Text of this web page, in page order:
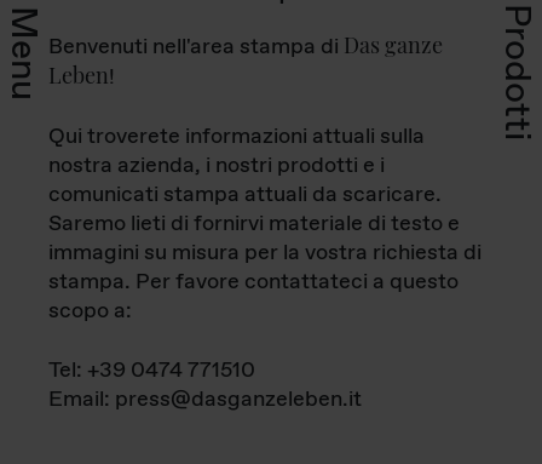
Menu Prodotti
Benvenuti nell'area stampa di Das ganze
Leben!
Qui troverete informazioni attuali sulla
nostra azienda, i nostri prodotti e i
comunicati stampa attuali da scaricare.
Saremo lieti di fornirvi materiale di testo e
immagini su misura per la vostra richiesta di
stampa. Per favore contattateci a questo
scopo a:
Tel: +39 0474 771510
Email: press@dasganzeleben.it